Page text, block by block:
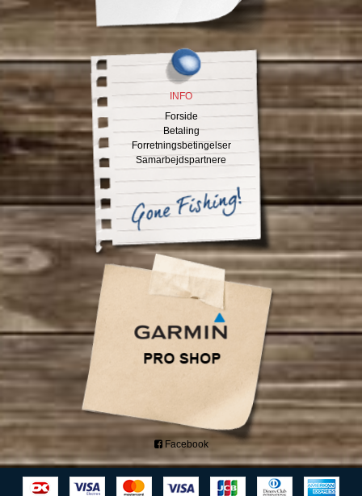
INFO
Forside
Betaling
Forretningsbetingelser
Samarbejdspartnere
Facebook